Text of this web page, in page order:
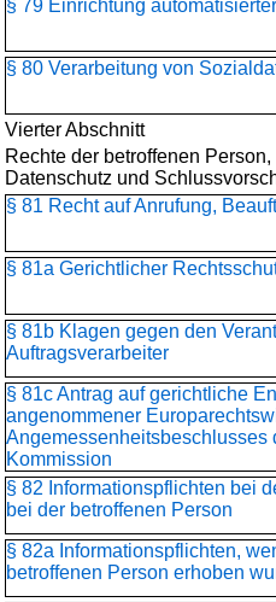
§ 79 Einrichtung
§ 80 Verarbeitung von
Vierter Abschnitt
Rechte der betroffenen
Datenschutz und
§ 81 Recht auf Anrufung,
§ 81a Gerichtlicher
§ 81b Klagen gegen den
Auftragsverarbeiter
§ 81c Antrag auf gerichtliche
angenommener
Angemessenheitsbeschlusses
Kommission
§ 82 Informationspflichten bei
bei der betroffenen Person
§ 82a Informationspflichten,
betroffenen Person erhoben